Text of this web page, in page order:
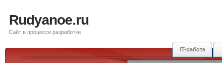
Rudyanoe.ru
Сайт в процессе разработки
IT-работа